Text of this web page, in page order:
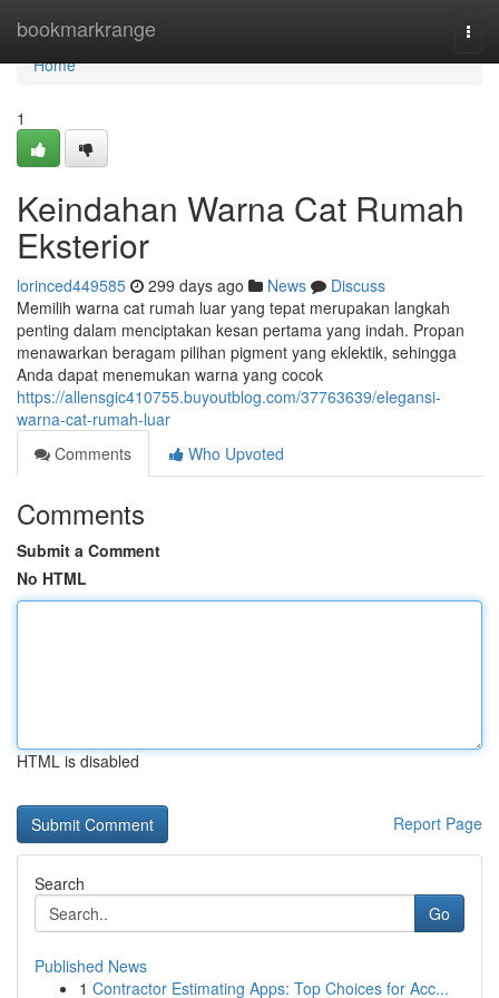
bookmarkrange
Home
Home
1
Keindahan Warna Cat Rumah
Eksterior
lorinced449585 299 days ago News
Discuss
Memilih warna cat rumah luar yang tepat merupakan langkah
penting dalam menciptakan kesan pertama yang indah. Propan
menawarkan beragam pilihan pigment yang eklektik, sehingga
Anda dapat menemukan warna yang cocok
https://allensgic410755.buyoutblog.com/37763639/elegansi-
warna-cat-rumah-luar
Comments
Who Upvoted
Comments
Submit a Comment
No HTML
HTML is disabled
Report Page
Search
Go
Published News
1 Contractor Estimating Apps: Top Choices for Acc...